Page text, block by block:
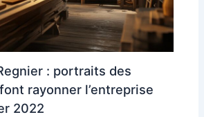
: portraits des
rayonner l’entreprise
2022